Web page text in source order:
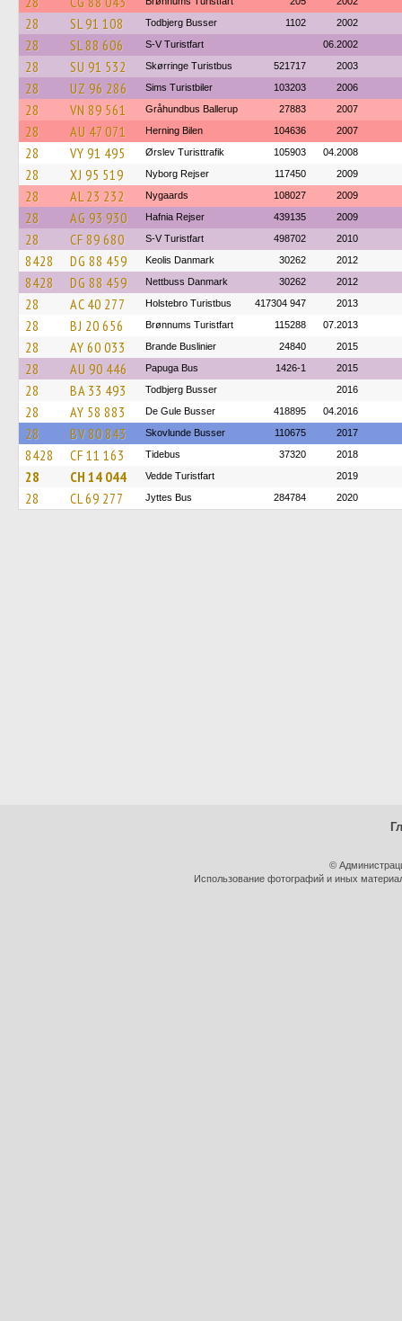
28 SL 91 108 Todbjerg Busser 1102 2002
28 SL 88 606 S-V Turistfart 06.2002
28 SU 91 532 Skørringe Turistbus 521717 2003
28 UZ 96 286 Sims Turistbiler 103203 2006
28 VN 89 561 Gråhundbus Ballerup 27883 2007
28 AU 47 071 Herning Bilen 104636 2007
28 VY 91 495 Ørslev Turisttrafik 105903 04.2008
28 XJ 95 519 Nyborg Rejser 117450 2009
28 AL 23 232 Nygaards 108027 2009
28 AG 93 930 Hafnia Rejser 439135 2009
28 CF 89 680 S-V Turistfart 498702 2010
8428 DG 88 459 Keolis Danmark 30262 2012
8428 DG 88 459 Nettbuss Danmark 30262 2012
28 AC 40 277 Holstebro Turistbus 417304 947 2013
28 BJ 20 656 Brønnums Turistfart 115288 07.2013
28 AY 60 033 Brande Buslinier 24840 2015
28 AU 90 446 Papuga Bus 1426-1 2015
28 BA 33 493 Todbjerg Busser 2016
28 AY 58 883 De Gule Busser 418895 04.2016
28 BV 80 843 Skovlunde Busser 110675 2017
8428 CF 11 163 Tidebus 37320 2018
28 CH 14 044 Vedde Turistfart 2019
28 CL 69 277 Jyttes Bus 284784 2020
©
Использование фотографий и иных